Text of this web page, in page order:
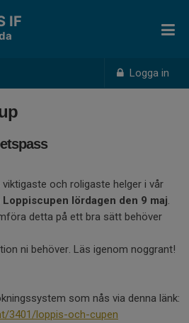
Logga in
IF
och roligaste helger i vår
lördagen den 9 maj.
detta på ett bra sätt behöver
ni behöver. Läs igenom noggrant!
som nås via denna länk:
3401/loppis-och-cupen